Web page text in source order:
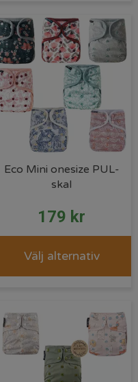
Eco Mini onesize PUL-
skal
179 kr
Välj alternativ